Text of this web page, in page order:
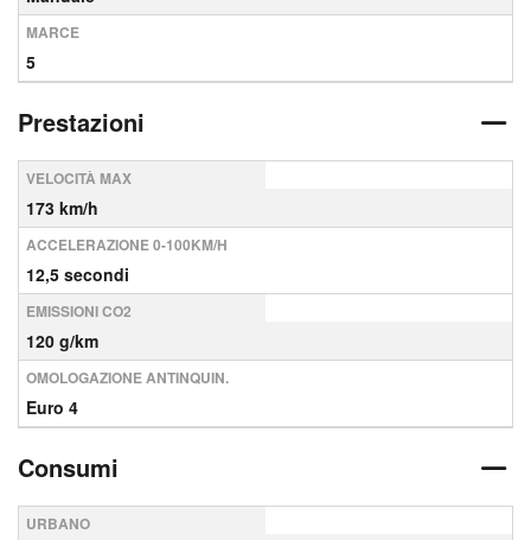
MARCE
5
Prestazioni
VELOCITÀ MAX
173 km/h
ACCELERAZIONE 0-100KM/H
12,5 secondi
EMISSIONI CO2
120 g/km
OMOLOGAZIONE ANTINQUIN.
Euro 4
Consumi
URBANO